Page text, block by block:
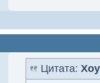
Цитата: